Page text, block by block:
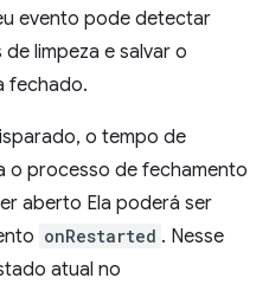
evento pode detectar
limpeza e salvar o
fechado.
o tempo de
o processo de fechamento
aberto Ela poderá ser
onRestarted . Nesse
atual no